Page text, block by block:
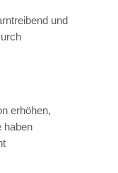
und
erhöhen,
haben